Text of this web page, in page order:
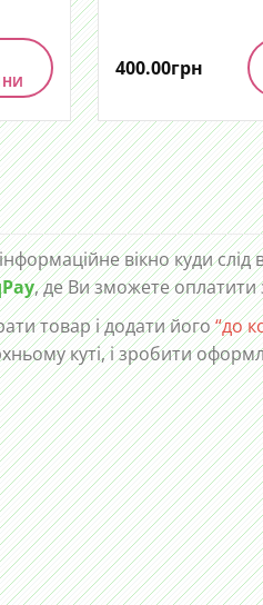
400.00грн
вікно куди слід
, де Ви зможете
товар і додати його“до
куті, і зробити